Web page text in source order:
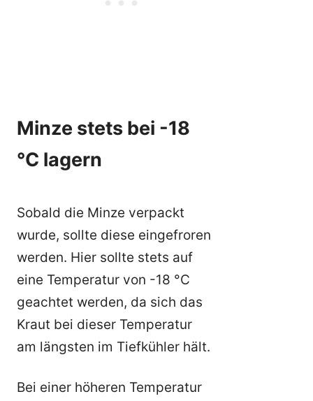
Minze stets bei -18
°C lagern
Sobald die Minze verpackt
wurde, sollte diese eingefroren
werden. Hier sollte stets auf
eine Temperatur von -18 °C
geachtet werden, da sich das
Kraut bei dieser Temperatur
am längsten im Tiefkühler hält.
Bei einer höheren Temperatur